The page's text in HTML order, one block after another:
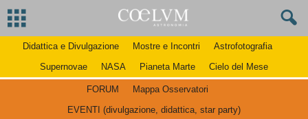
Didattica e Divulgazione Mostre e Incontri
Astrofotografia
Supernovae
NASA Pianeta Marte Cielo del Mese
FORUM
Mappa Osservatori
EVENTI (divulgazione, didattica, star party)